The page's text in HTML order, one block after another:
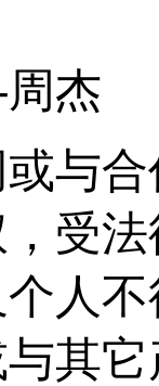
杰
与
受
人
其